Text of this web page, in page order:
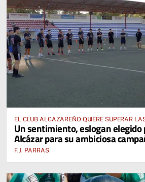
EL CLUB ALCAZAREÑO QUIERE SUPERAR
PASADO E INCLUSO DUPLICARLAS
Un sentimiento, eslogan elegido
Alcázar para su ambiciosa
F.J. PARRAS